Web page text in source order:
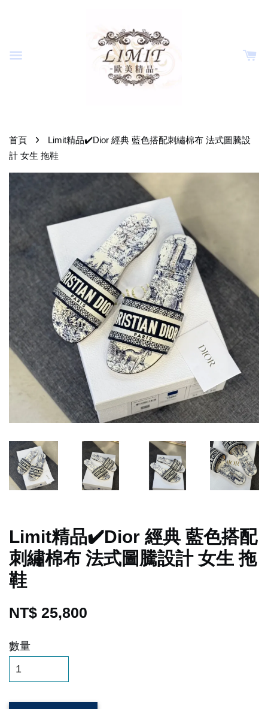
首頁 ›
Limit精品✔️Dior 經典 藍色搭配刺繡棉布 法式圖騰設
計 女生 拖鞋
Limit精品✔️Dior 經典 藍色搭配
刺繡棉布 法式圖騰設計 女生 拖
鞋
NT$ 25,800
數量